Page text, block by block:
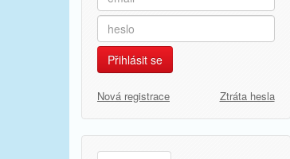
Přihlásit se
Nová registrace Ztráta hesla